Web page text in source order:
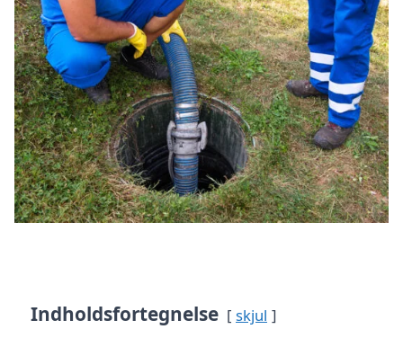
Indholdsfortegnelse skjul